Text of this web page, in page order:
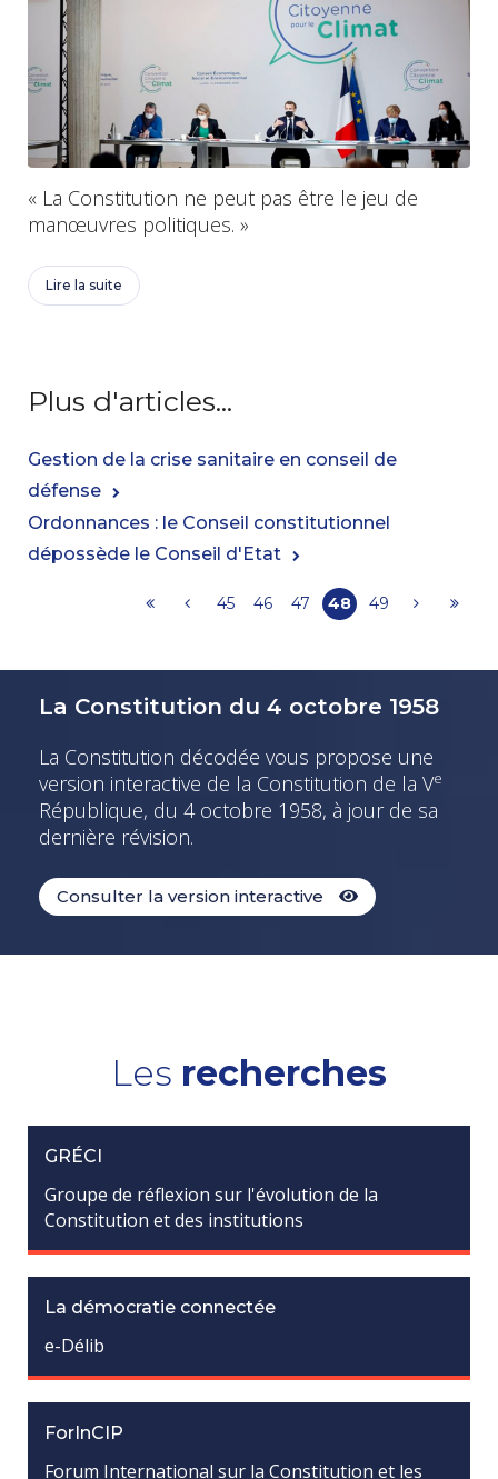
« La Constitution ne peut pas être le jeu de
manœuvres politiques. »
Lire la suite
Plus d'articles...
Gestion de la crise sanitaire en conseil de
défense
Ordonnances : le Conseil constitutionnel
dépossède le Conseil d'Etat
45 46 47 48 49
La Constitution du 4 octobre 1958
La Constitution décodée vous propose une
version interactive de la Constitution de la Ve
République, du 4 octobre 1958, à jour de sa
dernière révision.
Consulter la version interactive
Les recherches
GRÉCI
Groupe de réflexion sur l'évolution de la
Constitution et des institutions
La démocratie connectée
e-Délib
ForInCIP
Forum International sur la Constitution et les